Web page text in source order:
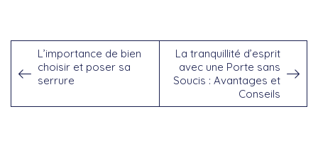
L’importance de bien
choisir et poser sa
serrure
La tranquillité d’esprit
avec une Porte sans
Soucis : Avantages et
Conseils